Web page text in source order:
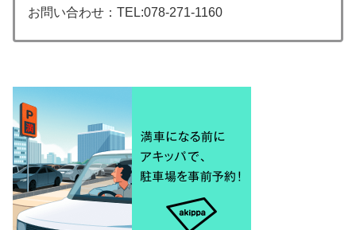
お問い合わせ：TEL:078-271-1160